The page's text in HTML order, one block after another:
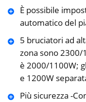
È possibile
automatico del
5 bruciatori ad
zona sono
è 2000/1100W;
e 1200W
Più sicurezza -